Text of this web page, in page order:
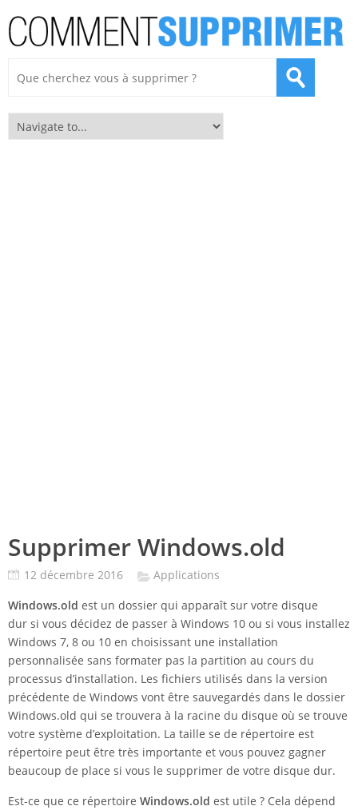
Supprimer Windows.old
12 décembre 2016
Applications
Windows.old est un dossier qui apparaît sur votre disque
dur si vous décidez de passer à Windows 10 ou si vous installez
Windows 7, 8 ou 10 en choisissant une installation
personnalisée sans formater pas la partition au cours du
processus d’installation. Les fichiers utilisés dans la version
précédente de Windows vont être sauvegardés dans le dossier
Windows.old qui se trouvera à la racine du disque où se trouve
votre système d’exploitation. La taille se de répertoire est
répertoire peut être très importante et vous pouvez gagner
beaucoup de place si vous le supprimer de votre disque dur.
Est-ce que ce répertoire Windows.old est utile ? Cela dépend